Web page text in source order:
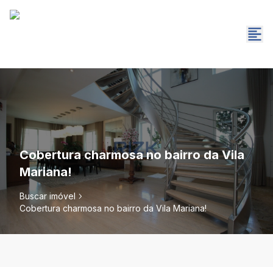
Cobertura charmosa no bairro da Vila
Mariana!
Buscar imóvel
Cobertura charmosa no bairro da Vila Mariana!